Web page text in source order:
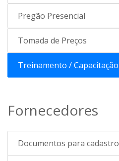
Pregão Presencial
Tomada de Preços
Treinamento / Capacitação
Fornecedores
Documentos para cadastro